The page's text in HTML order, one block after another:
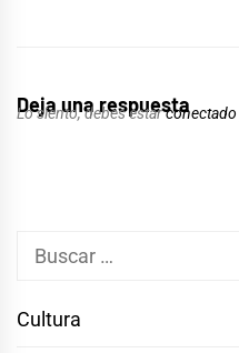
Deja una respuesta
Lo siento, debes estarconectado
Buscar:
Cultura